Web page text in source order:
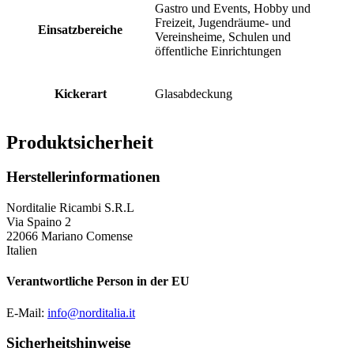
Einsatzbereiche
Gastro und Events, Hobby und
Freizeit, Jugendräume- und
Vereinsheime, Schulen und
öffentliche Einrichtungen
Kickerart Glasabdeckung
Produktsicherheit
Herstellerinformationen
Norditalie Ricambi S.R.L
Via Spaino 2
22066 Mariano Comense
Italien
Verantwortliche Person in der EU
E-Mail: info@norditalia.it
Sicherheitshinweise